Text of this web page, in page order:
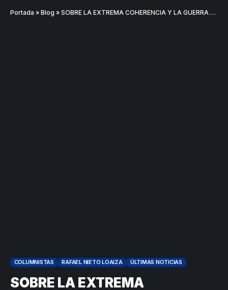
Portada » Blog » SOBRE LA EXTREMA COHERENCIA Y LA GUERRA SUCIA
COLUMNISTAS RAFAEL NIETO LOAIZA ÚLTIMAS NOTICIAS
SOBRE LA EXTREMA